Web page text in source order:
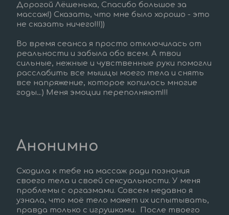
Дорогой Лёшенька, Спасибо большое за
массаж!) Сказать, что мне было хорошо - это
не сказать ничего!!!))
Во время сеанса я просто отключилась от
реальности и забыла обо всем. А твои
сильные, нежные и чувственные руки помогли
расслабить все мышцы моего тела и снять
все напряжение, которое копилось многие
годы…) Меня эмоции переполняют!!!
Анонимно
Сходила к тебе на массаж ради познания
своего тела и своей сексуальности. У меня
проблемы с оргазмами. Совсем недавно я
узнала, что моё тело может их испытывать,
правда только с игрушками.  После твоего